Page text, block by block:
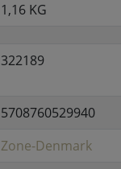
1,16 KG
322189
5708760529940
Zone-Denmark